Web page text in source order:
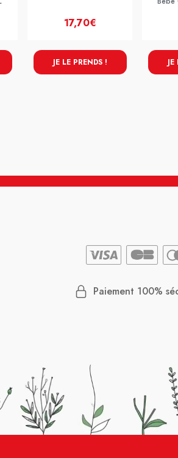
17,70€
JE LE PRENDS !
Paiement 100%